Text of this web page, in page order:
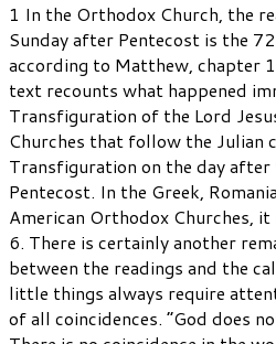
1 In the Orthodox Church, the
Sunday after Pentecost is the
according to Matthew, chapter
text recounts what happened
Transfiguration of the Lord
Churches that follow the Julian
Transfiguration on the day
Pentecost. In the Greek,
American Orthodox Churches,
6. There is certainly another
between the readings and the
little things always require
of all coincidences. “God does